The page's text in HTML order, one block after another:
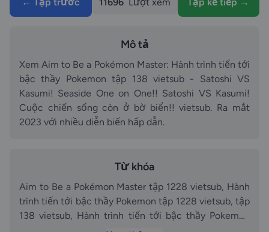
Mô tả
Xem Aim to Be a Pokémon Master: Hành trình tiến tới
bậc thầy Pokemon tập 138 vietsub - Satoshi VS
Kasumi! Seaside One on One!! Satoshi VS Kasumi!
Cuộc chiến sống còn ở bờ biển!! vietsub. Ra mắt
2023 với nhiều diễn biến hấp dẫn.
Từ khóa
Aim to Be a Pokémon Master tập 1228 vietsub, Hành
trình tiến tới bậc thầy Pokemon tập 1228 vietsub, tập
138 vietsub, Hành trình tiến tới bậc thầy Pokemon